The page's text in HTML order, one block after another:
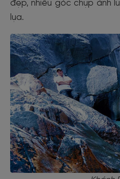
đẹp, nhiều góc chụp ảnh
lụa.